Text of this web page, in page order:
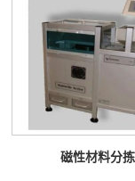
磁性材料分